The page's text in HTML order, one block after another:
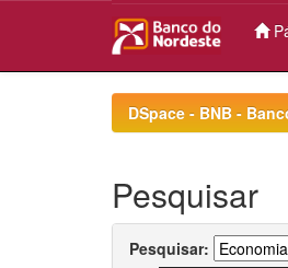
DSpace - BNB -
Pesquisar
Pesquisar: